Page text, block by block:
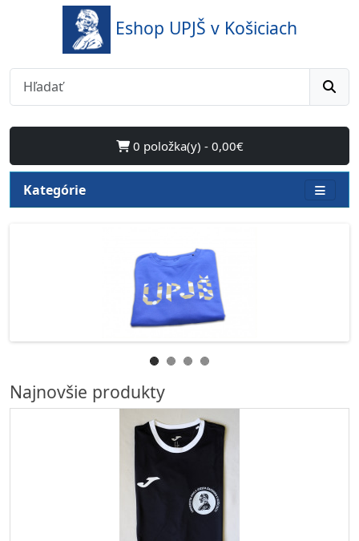
Eshop UPJŠ v Košiciach
0 položka(y) - 0,00€
Kategórie
Najnovšie produkty